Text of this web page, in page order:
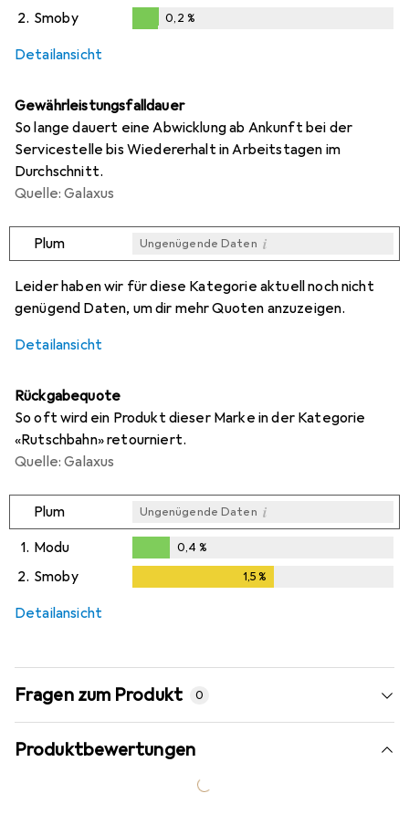
2. Smoby 0,2 %
Detailansicht
Gewährleistungsfalldauer
So lange dauert eine Abwicklung ab Ankunft bei der
Servicestelle bis Wiedererhalt in Arbeitstagen im
Durchschnitt.
Quelle: Galaxus
Plum Ungenügende Daten i
Leider haben wir für diese Kategorie aktuell noch nicht
genügend Daten, um dir mehr Quoten anzuzeigen.
Detailansicht
Rückgabequote
So oft wird ein Produkt dieser Marke in der Kategorie
«Rutschbahn» retourniert.
Quelle: Galaxus
Plum Ungenügende Daten i
1. Modu
0,4%
0,4 %
2. Smoby 1,5%
Detailansicht
Fragen zum Produkt 0
Produktbewertungen